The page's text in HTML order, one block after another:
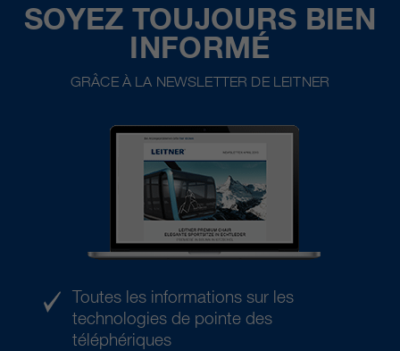
SOYEZ TOUJOURS BIEN
INFORMÉ
GRÂCE À LA NEWSLETTER DE LEITNER
Toutes les informations sur les
technologies de pointe des
téléphériques